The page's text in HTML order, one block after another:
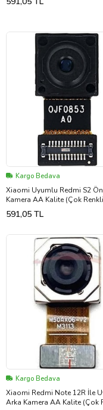
Kargo Bedava
Xiaomi Uyumlu Redmi S2 Ön
Kamera AA Kalite (Çok
591,05 TL
Kargo Bedava
Xiaomi Redmi Note 12R İle
Arka Kamera AA Kalite (Çok